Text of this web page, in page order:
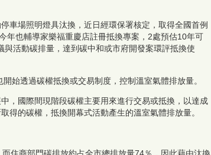
車場照明燈具汰換，近日經環保署核定，取得全國首例
年也輔導家樂福重慶店註冊抵換專案，2處預估10年可
活動碳排量，達到碳中和或市府開發案環評抵換使
始透過碳權抵換或交易制度，控制溫室氣體排放量。
，國際間現階段碳權主要用來進行交易或抵換，以達成
得的碳權，抵換開幕式活動產生的溫室氣體排放量。
住商部門碳排放約占全市總排放量74％，因此藉由汰換